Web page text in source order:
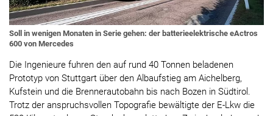
Soll in wenigen Monaten in Serie gehen: der batterieelektrische eActros
600 von Mercedes
Die Ingenieure fuhren den auf rund 40 Tonnen beladenen
Prototyp von Stuttgart über den Albaufstieg am Aichelberg,
Kufstein und die Brennerautobahn bis nach Bozen in Südtirol.
Trotz der anspruchsvollen Topografie bewältigte der E-Lkw die